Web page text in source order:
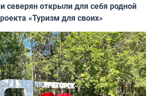
северян открыли для себя родной
«Туризм для своих»